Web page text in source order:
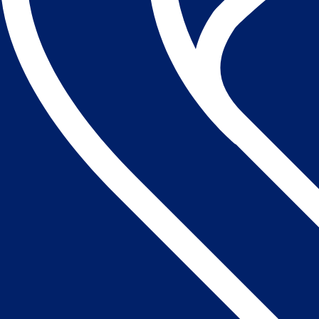
Hækkeklippere
Kompakte traktorer
Redskabsbærer
Gødningsmaskiner
Hø- og grøntmaskiner
Tilbehør til hø- og foder
Jordbearbejdning
Elektriske harver /
Grubber
Harver
Traktorer
Vej- og snedrydning
Sand og saltspredere
Sneskovle og plove